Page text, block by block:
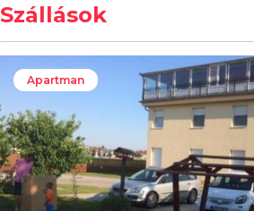
Szállások
Apartman